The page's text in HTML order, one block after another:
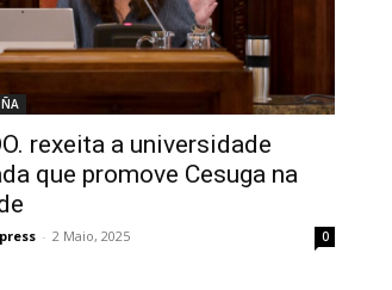
rexeita a universidade
que promove Cesuga na
- 2 Maio, 2025 0